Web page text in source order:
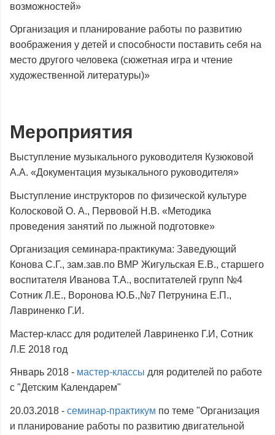
возможностей»
Организация и планирование работы по развитию
воображения у детей и способности поставить себя на
место другого человека (сюжетная игра и чтение
художественной литературы)»
Мероприятия
Выступление музыкального руководителя Кузюковой
А.А. «Документация музыкального руководителя»
Выступление инструкторов по физической культуре
Колосковой О. А., Первовой Н.В. «Методика
проведения занятий по лыжной подготовке»
Организация семинара-практикума: Заведующий
Конова С.Г., зам.зав.по ВМР Жигульская Е.В., старшего
воспитателя Иванова Т.А., воспитателей групп №4
Сотник Л.Е., Воронова Ю.Б.,№7 Петрунина Е.П.,
Лавриненко Г.И.
Мастер-класс для родителей Лавриненко Г.И, Сотник
Л.Е 2018 год
Январь 2018 - мастер-классы для родителей по работе
с "Детским Календарем"
20.03.2018 - семинар-практикум по теме "Организация
и планирование работы по развитию двигательной